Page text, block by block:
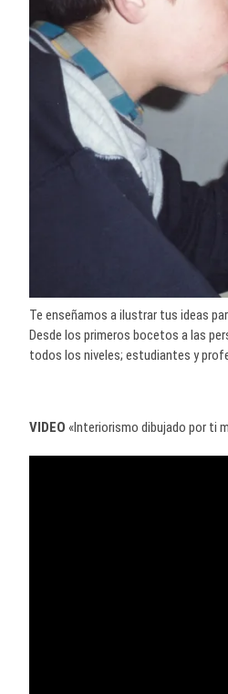
Te enseñamos a ilustrar tus ideas
Desde los primeros bocetos a las
todos los niveles; estudiantes y
VIDEO «Interiorismo dibujado por ti